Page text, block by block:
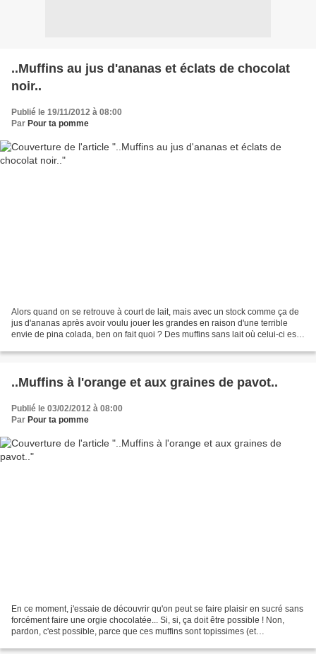
..Muffins au jus d'ananas et éclats de chocolat
noir..
Publié le 19/11/2012 à 08:00
Par Pour ta pomme
Alors quand on se retrouve à court de lait, mais avec un stock comme ça de
jus d'ananas après avoir voulu jouer les grandes en raison d'une terrible
envie de pina colada, ben on fait quoi ? Des muffins sans lait où celui-ci est
..Muffins à l'orange et aux graines de pavot..
Publié le 03/02/2012 à 08:00
Par Pour ta pomme
En ce moment, j'essaie de découvrir qu'on peut se faire plaisir en sucré sans
forcément faire une orgie chocolatée... Si, si, ça doit être possible ! Non,
pardon, c'est possible, parce que ces muffins sont topissimes (et